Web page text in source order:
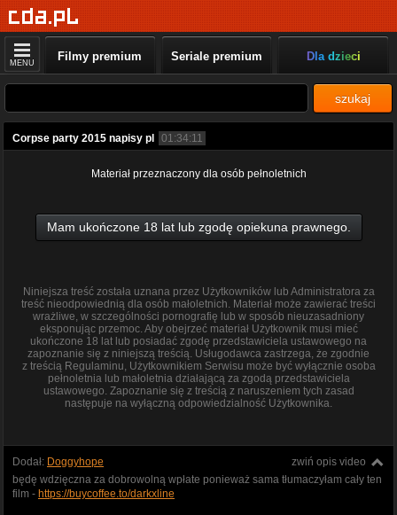
MENU Filmy premium Seriale premium Dla dzieci
szukaj
Corpse party 2015 napisy pl 01:34:11
Materiał przeznaczony dla osób pełnoletnich
Mam ukończone 18 lat lub zgodę opiekuna prawnego.
Niniejsza treść została uznana przez Użytkowników lub Administratora za
treść nieodpowiednią dla osób małoletnich. Materiał może zawierać treści
wrażliwe, w szczególności pornografię lub w sposób nieuzasadniony
eksponując przemoc. Aby obejrzeć materiał Użytkownik musi mieć
ukończone 18 lat lub posiadać zgodę przedstawiciela ustawowego na
zapoznanie się z niniejszą treścią. Usługodawca zastrzega, że zgodnie
z treścią Regulaminu, Użytkownikiem Serwisu może być wyłącznie osoba
pełnoletnia lub małoletnia działającą za zgodą przedstawiciela
ustawowego. Zapoznanie się z treścią z naruszeniem tych zasad
następuje na wyłączną odpowiedzialność Użytkownika.
zwiń opis video
Dodał: Doggyhope
będę wdzięczna za dobrowolną wpłate ponieważ sama tłumaczyłam cały ten
film - https://buycoffee.to/darkxline